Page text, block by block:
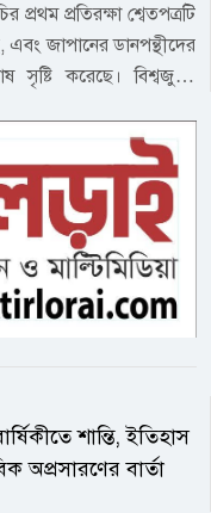
প্রতিরক্ষা শ্বেতপত্রটি
জাপানের ডানপন্থীদের
সৃষ্টি করেছে। বিশ্বজুড়ে
যে, জাপানের নতুন
করছে এবং আন্তর্জাতিক
শ্বেতপত্রটি আন্তর্জাতিক
প্রতিরক্ষা শিল্পের বিকাশের
যা বেপরোয়াভাবে
উত্তরদাতা এই দাবিটিকে
করেছেন; আরও ৮০.৯%
পর্যায়ে পৌঁছেছে, এবং এই
ওপর অর্থনৈতিক বোঝা
মনে করেন যে, জাপানের
শান্তি, ইতিহাস
অপ্রসারণের বার্তা